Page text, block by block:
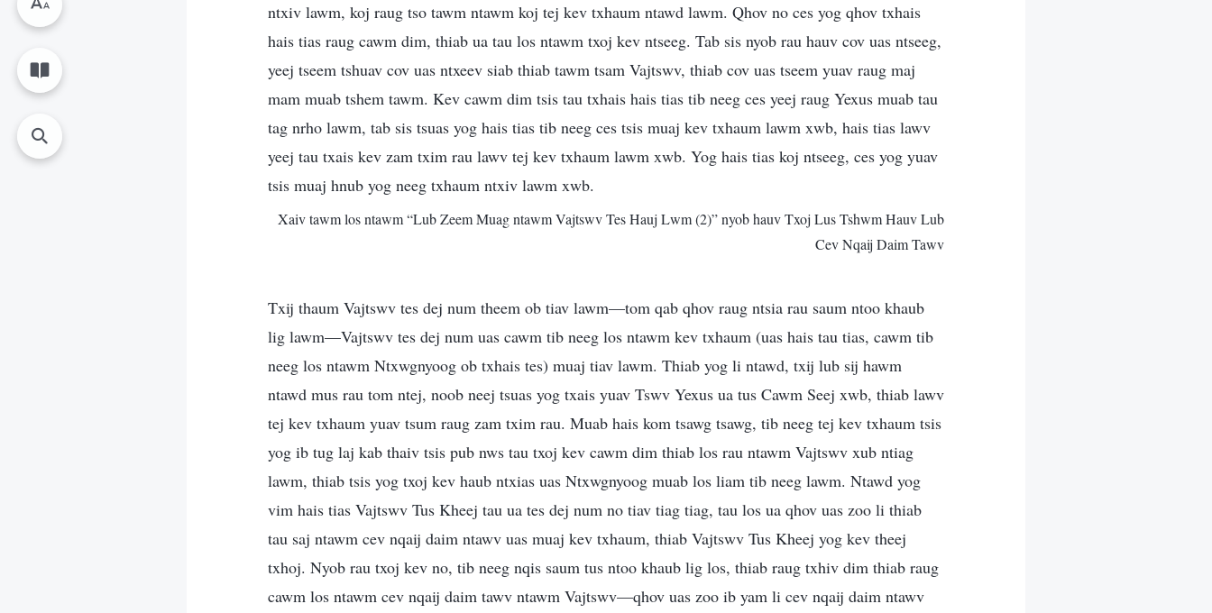
ntxiv lawm, koj raug tso tawm ntawm koj tej kev txhaum ntawd lawm. Qhov no ces yog qhov txhais
hais tias raug cawm dim, thiab ua tau los ntawm txoj kev ntseeg. Tab sis nyob rau hauv cov uas ntseeg,
yeej tseem tshuav cov uas ntxeev siab thiab tawm tsam Vajtswv, thiab cov uas tseem yuav raug maj
mam muab tshem tawm. Kev cawm dim tsis tau txhais hais tias tib neeg ces yeej raug Yexus muab tau
tag nrho lawm, tab sis tsuas yog hais tias tib neeg ces tsis muaj kev txhaum lawm xwb, hais tias lawv
yeej tau txais kev zam txim rau lawv tej kev txhaum lawm xwb. Yog hais tias koj ntseeg, ces yog yuav
tsis muaj hnub yog neeg txhaum ntxiv lawm xwb.
Xaiv tawm los ntawm “Lub Zeem Muag ntawm Vajtswv Tes Hauj Lwm (2)” nyob hauv Txoj Lus Tshwm Hauv Lub
Cev Nqaij Daim Tawv
Txij thaum Vajtswv tes dej num theem ob tiav lawm—tom qab qhov raug ntsia rau saum ntoo khaub
lig lawm—Vajtswv tes dej num uas cawm tib neeg los ntawm kev txhaum (uas hais tau tias, cawm tib
neeg los ntawm Ntxwgnyoog ob txhais tes) muaj tiav lawm. Thiab yog li ntawd, txij lub sij hawm
ntawd mus rau tom ntej, noob neej tsuas yog txais yuav Tswv Yexus ua tus Cawm Seej xwb, thiab lawv
tej kev txhaum yuav tsum raug zam txim rau. Muab hais kom tsawg tsawg, tib neeg tej kev txhaum tsis
yog ib tug laj kab thaiv tsis pub nws tau txoj kev cawm dim thiab los rau ntawm Vajtswv xub ntiag
lawm, thiab tsis yog txoj kev haub ntxias uas Ntxwgnyoog muab los liam tib neeg lawm. Ntawd yog
vim hais tias Vajtswv Tus Kheej tau ua tes dej num no tiav tiag tiag, tau los ua qhov uas zoo li thiab
tau saj ntawm cev nqaij daim ntawv uas muaj kev txhaum, thiab Vajtswv Tus Kheej yog kev theej
txhoj. Nyob rau txoj kev no, tib neeg nqis saum tus ntoo khaub lig los, thiab raug txhiv dim thiab raug
cawm los ntawm cev nqaij daim tawv ntawm Vajtswv—qhov uas zoo ib yam li cev nqaij daim ntawv